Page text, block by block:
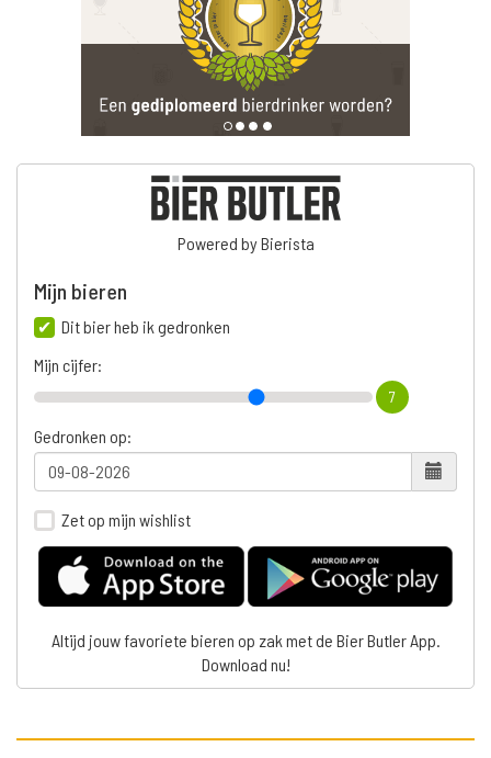
Powered by Bierista
Mijn bieren
Dit bier heb ik gedronken
Mijn cijfer:
7
Gedronken op:
Zet op mijn wishlist
Altijd jouw favoriete bieren op zak met de Bier Butler App.
Download nu!